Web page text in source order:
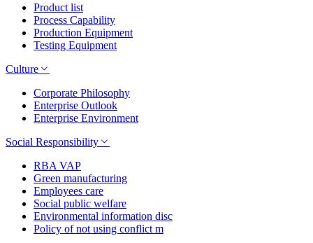
Product list
Process Capability
Production Equipment
Testing Equipment
Culture
Corporate Philosophy
Enterprise Outlook
Enterprise Environment
Social Responsibility
RBA VAP
Green manufacturing
Employees care
Social public welfare
Environmental information disc
Policy of not using conflict m